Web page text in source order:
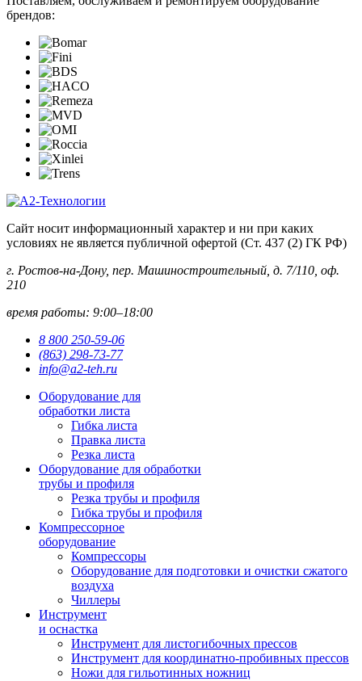
брендов:
Сайт носит информационный характер и ни при каких
условиях не является публичной офертой (Ст. 437 (2) ГК РФ)
г. Ростов-на-Дону, пер. Машиностроительный, д. 7/110, оф.
210
время работы: 9:00–18:00
8 800 250-59-06
(863) 298-73-77
info@a2-teh.ru
Оборудование для
обработки листа
Гибка листа
Правка листа
Резка листа
Оборудование для обработки
трубы и профиля
Резка трубы и профиля
Гибка трубы и профиля
Компрессорное
оборудование
Компрессоры
Оборудование для подготовки и очистки сжатого
воздуха
Чиллеры
Инструмент
и оснастка
Инструмент для листогибочных прессов
Инструмент для координатно-пробивных прессов
Ножи для гильотинных ножниц